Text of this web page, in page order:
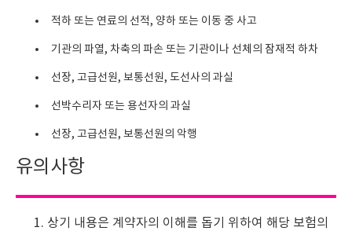
적하 또는 연료의 선적, 양하 또는 이동 중 사고
기관의 파열, 차축의 파손 또는 기관이나 선체의 잠재적 하차
선장, 고급선원, 보통선원, 도선사의 과실
선박수리자 또는 용선자의 과실
선장, 고급선원, 보통선원의 악행
유의사항
상기 내용은 계약자의 이해를 돕기 위하여 해당 보험의